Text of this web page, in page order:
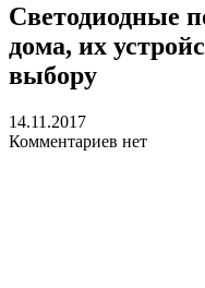
Светодиодные
дома, их
выбору
14.11.2017
Комментариев нет